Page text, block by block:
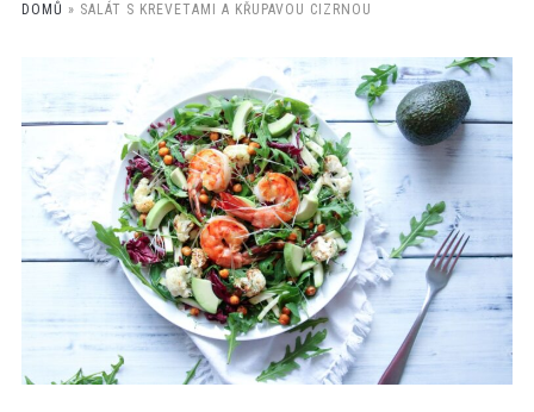
DOMŮ » SALÁT S KREVETAMI A KŘUPAVOU CIZRNOU